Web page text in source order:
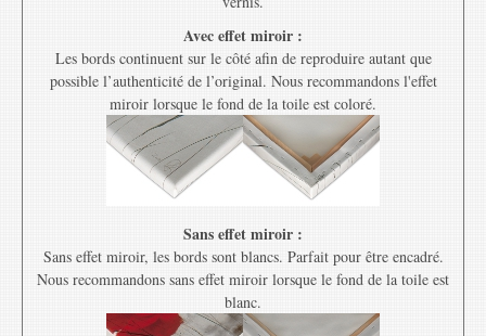
Avec effet miroir :
Les bords continuent sur le côté afin de reproduire autant que
possible l’authenticité de l’original. Nous recommandons l'effet
miroir lorsque le fond de la toile est coloré.
Sans effet miroir :
Sans effet miroir, les bords sont blancs. Parfait pour être encadré.
Nous recommandons sans effet miroir lorsque le fond de la toile est
blanc.